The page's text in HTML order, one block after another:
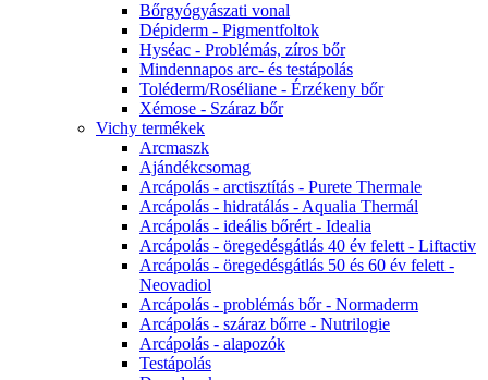
Bőrgyógyászati vonal
Dépiderm - Pigmentfoltok
Hyséac - Problémás, zíros bőr
Mindennapos arc- és testápolás
Toléderm/Roséliane - Érzékeny bőr
Xémose - Száraz bőr
Vichy termékek
Arcmaszk
Ajándékcsomag
Arcápolás - arctisztítás - Purete Thermale
Arcápolás - hidratálás - Aqualia Thermál
Arcápolás - ideális bőrért - Idealia
Arcápolás - öregedésgátlás 40 év felett - Liftactiv
Arcápolás - öregedésgátlás 50 és 60 év felett -
Neovadiol
Arcápolás - problémás bőr - Normaderm
Arcápolás - száraz bőrre - Nutrilogie
Arcápolás - alapozók
Testápolás